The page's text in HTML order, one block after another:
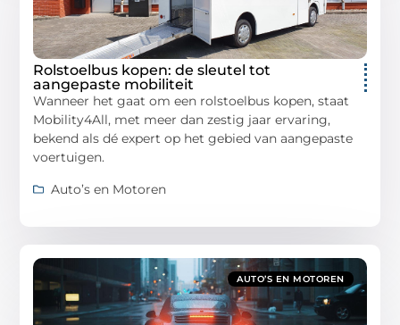
Rolstoelbus kopen: de sleutel tot
aangepaste mobiliteit
Wanneer het gaat om een rolstoelbus kopen, staat
Mobility4All, met meer dan zestig jaar ervaring,
bekend als dé expert op het gebied van aangepaste
voertuigen.
Auto’s en Motoren
AUTO’S EN MOTOREN